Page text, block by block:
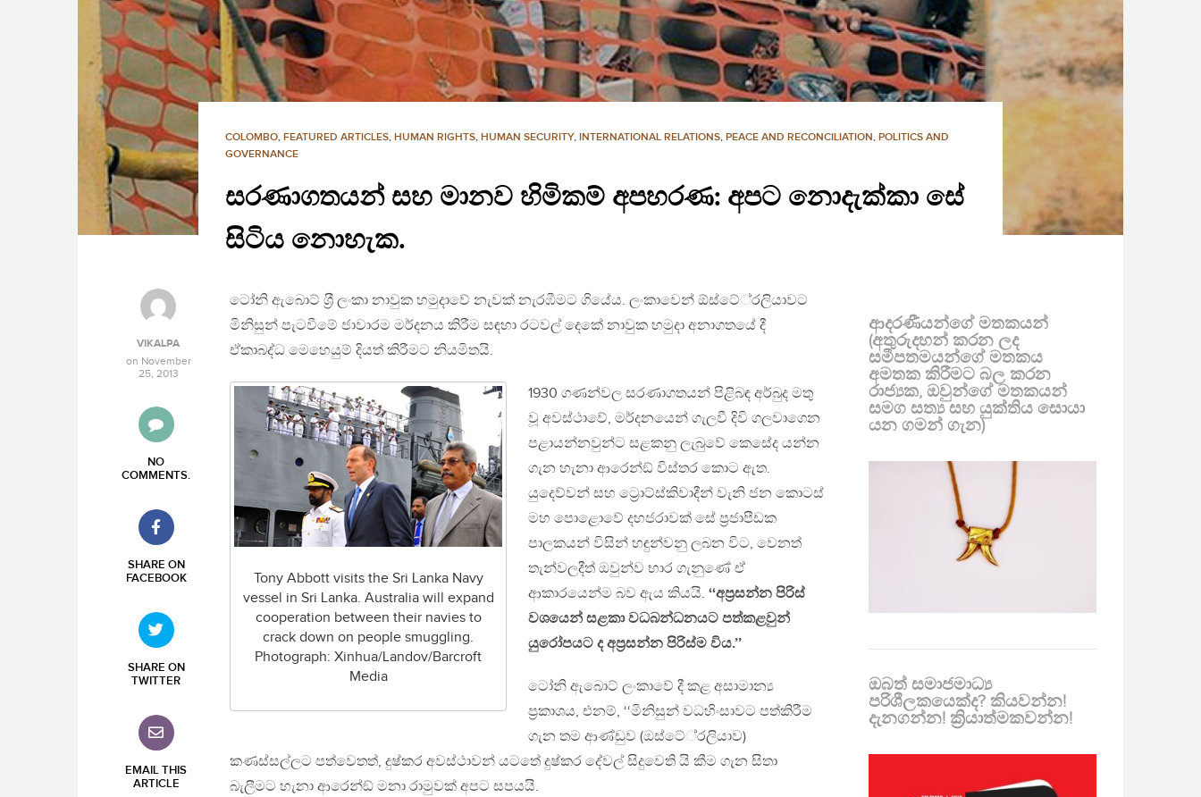
COLOMBO, FEATURED ARTICLES, HUMAN RIGHTS, HUMAN SECURITY, INTERNATIONAL RELATIONS, PEACE AND RECONCILIATION, POLITICS AND
GOVERNANCE
සරණාගතයන් සහ මානව හිමිකම් අපහරණ: අපට නොදැක්කා සේ
සිටිය නොහැක.
VIKALPA
on November
25, 2013
NO
COMMENTS.
SHARE ON
FACEBOOK
SHARE ON
TWITTER
EMAIL THIS
ARTICLE
ටෝනි ඇබොට් ශ‍්‍රී ලංකා නාවුක හමුදාවේ නැවක් නැරඹීමට ගියේය. ලංකාවෙන් ඕස්ටේ‍්‍රලියාවට
මිනිසුන් පැටවීමේ ජාවාරම මර්දනය කිරීම සඳහා රටවල් දෙකේ නාවුක හමුදා අනාගතයේ දී
ඒකාබද්ධ මෙහෙයුම් දියත් කිරීමට නියමිතයි.
Tony Abbott visits the Sri Lanka Navy
vessel in Sri Lanka. Australia will expand
cooperation between their navies to
crack down on people smuggling.
Photograph: Xinhua/Landov/Barcroft
Media
1930 ගණන්වල සරණාගතයන් පිළිබඳ අර්බුද මතු
වූ අවස්ථාවේ, මර්දනයෙන් ගැලවී දිවි ගලවාගෙන
පළායන්නවුන්ට සළකනු ලැබුවේ කෙසේද යන්න
ගැන හැනා ආරෙන්ඞ් විස්තර කොට ඇත.
යුදෙව්වන් සහ ට්‍රොට්ස්කිවාදීන් වැනි ජන කොටස්
මහ පොළොවේ දහජරාවක් සේ ප‍්‍රජාපීඩක
පාලකයන් විසින් හඳුන්වනු ලබන විට, වෙනත්
තැන්වලදීත් ඔවුන්ව භාර ගැනුණේ ඒ
ආකාරයෙන්ම බව ඇය කියයි. ‘‘අප‍්‍රසන්න පිරිස්
වශයෙන් සළකා වධබන්ධනයට පත්කළවුන්
යුරෝපයට ද අප‍්‍රසන්න පිරිස්ම විය.’’
ටෝනි ඇබොට් ලංකාවේ දී කළ අසාමාන්‍ය
ප‍්‍රකාශය, එනම්, ‘‘මිනිසුන් වධහිංසාවට පත්කිරීම
ගැන තම ආණ්ඩුව (ඔස්ටේ‍්‍රලියාව)
කණස්සල්ලට පත්වෙතත්, දුෂ්කර අවස්ථාවන් යටතේ දුෂ්කර දේවල් සිදුවෙති යි කීම ගැන සිතා
බැලීමට හැනා ආරෙන්ඞ් මනා රාමුවක් අපට සපයයි.
ආදරණීයන්ගේ මතකයන්
(අතුරුදහන් කරන ලද
සමීපතමයන්ගේ මතකය
අමතක කිරීමට බල කරන
රාජ්‍යක, ඔවුන්ගේ මතකයන්
සමග සත්‍ය සහ යුක්තිය සොයා
යන ගමන් ගැන)
ඔබත් සමාජමාධ්‍ය
පරිශීලකයෙක්ද? කියවන්න!
දැනගන්න! ක්‍රියාත්මකවන්න!